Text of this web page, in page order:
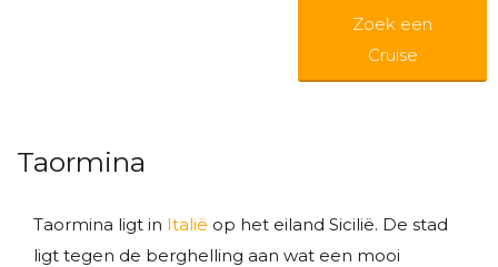
Zoek een
Cruise
Taormina
Taormina ligt in Italië op het eiland Sicilië. De stad
ligt tegen de berghelling aan wat een mooi